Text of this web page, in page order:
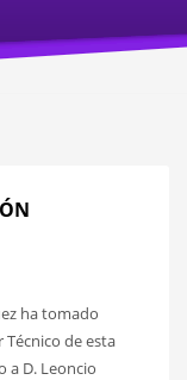
ha tomado
de esta
a D. Leoncio